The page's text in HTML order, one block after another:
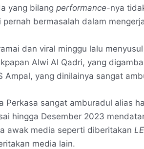
yang bilang performance-nya
bermasalah dalam
dan viral minggu lalu
Alwi Al Qadri, yang
Ampal, yang dinilainya sangat
Perkasa sangat amburadul alias
hingga Desember 2023
awak media seperti diberitakan
media lain.